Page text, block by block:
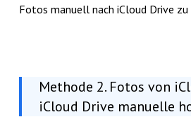
Fotos manuell nach iCloud Drive zu
Methode 2. Fotos von
iCloud Drive manuelle